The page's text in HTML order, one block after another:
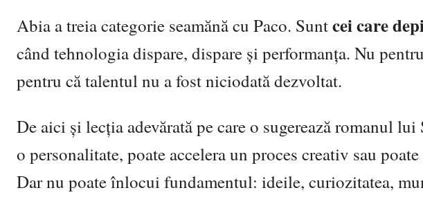
Abia a treia categorie seamănă cu Paco. Suntcei care
când tehnologia dispare, dispare și performanța. Nu
pentru că talentul nu a fost niciodată dezvoltat.
De aici și lecția adevărată pe care o sugerează romanul
o personalitate, poate accelera un proces creativ sau
Dar nu poate înlocui fundamentul: ideile, curiozitatea,